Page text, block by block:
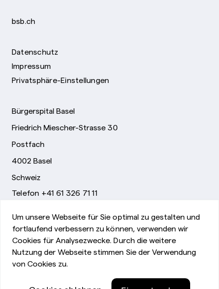
bsb.ch
Datenschutz
Impressum
Privatsphäre-Einstellungen
Bürgerspital Basel
Friedrich Miescher-Strasse 30
Postfach
4002 Basel
Schweiz
Telefon +41 61 326 71 11
Impressum
Um unsere Webseite für Sie optimal zu gestalten und
fortlaufend verbessern zu können, verwenden wir
Cookies für Analysezwecke. Durch die weitere
Nutzung der Webseite stimmen Sie der Verwendung
von Cookies zu.